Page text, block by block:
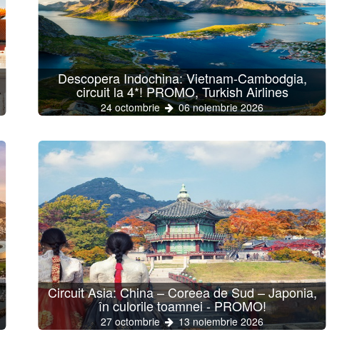
Descopera Indochina: Vietnam-Cambodgia,
circuit la 4*! PROMO, Turkish Airlines
24 octombrie 06 noiembrie 2026
Circuit Asia: China – Coreea de Sud – Japonia,
în culorile toamnei - PROMO!
27 octombrie 13 noiembrie 2026